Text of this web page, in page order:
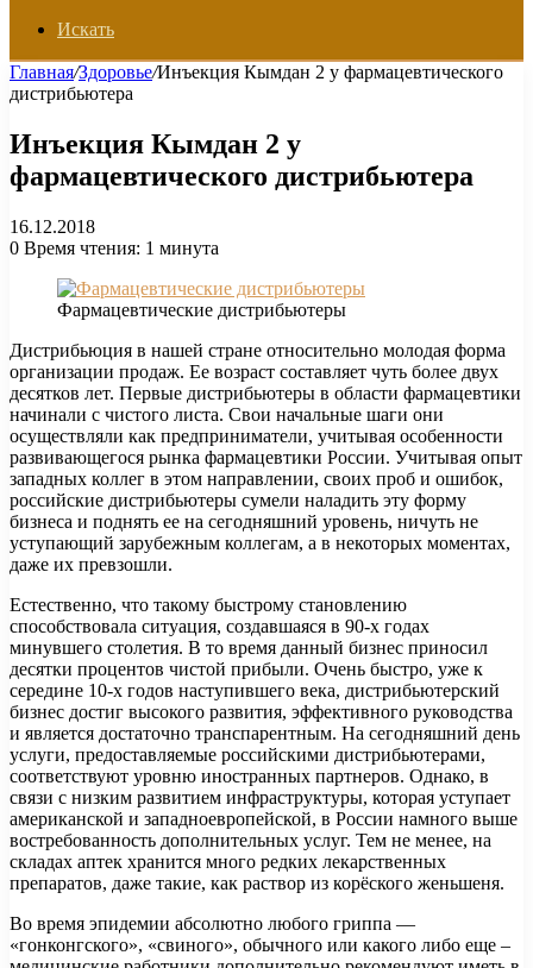
Искать
Главная/Здоровье/Инъекция Кымдан 2 у фармацевтического
дистрибьютера
Инъекция Кымдан 2 у
фармацевтического дистрибьютера
16.12.2018
0 Время чтения: 1 минута
Фармацевтические дистрибьютеры
Дистрибьюция в нашей стране относительно молодая форма
организации продаж. Ее возраст составляет чуть более двух
десятков лет. Первые дистрибьютеры в области фармацевтики
начинали с чистого листа. Свои начальные шаги они
осуществляли как предприниматели, учитывая особенности
развивающегося рынка фармацевтики России. Учитывая опыт
западных коллег в этом направлении, своих проб и ошибок,
российские дистрибьютеры сумели наладить эту форму
бизнеса и поднять ее на сегодняшний уровень, ничуть не
уступающий зарубежным коллегам, а в некоторых моментах,
даже их превзошли.
Естественно, что такому быстрому становлению
способствовала ситуация, создавшаяся в 90-х годах
минувшего столетия. В то время данный бизнес приносил
десятки процентов чистой прибыли. Очень быстро, уже к
середине 10-х годов наступившего века, дистрибьютерский
бизнес достиг высокого развития, эффективного руководства
и является достаточно транспарентным. На сегодняшний день
услуги, предоставляемые российскими дистрибьютерами,
соответствуют уровню иностранных партнеров. Однако, в
связи с низким развитием инфраструктуры, которая уступает
американской и западноевропейской, в России намного выше
востребованность дополнительных услуг. Тем не менее, на
складах аптек хранится много редких лекарственных
препаратов, даже такие, как раствор из корёского женьшеня.
Во время эпидемии абсолютно любого гриппа —
«гонконгского», «свиного», обычного или какого либо еще –